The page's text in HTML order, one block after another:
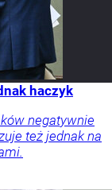
haczyk
negatywnie
też jednak na